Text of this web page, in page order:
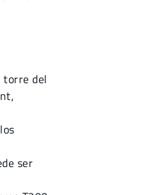
torre del
ser